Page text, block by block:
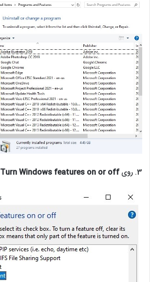
3. روی Turn Windows features on or off